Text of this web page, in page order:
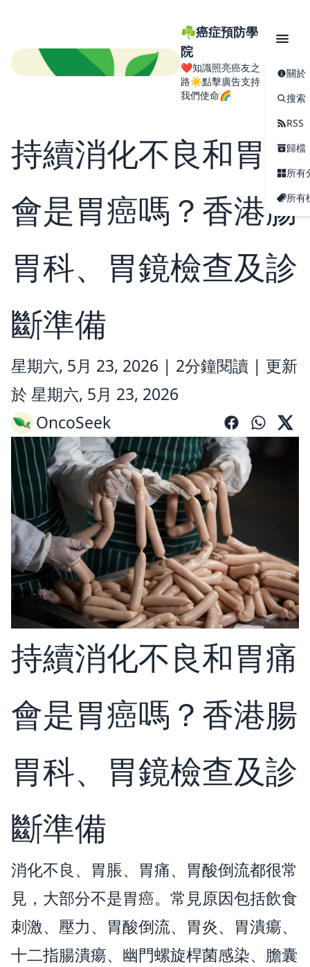
☘️癌症預防學
院
❤️知識照亮癌友之
路☀️點擊廣告支持
我們使命🌈
關於
搜索
RSS
歸檔
所有
所有
持續消化不良和胃痛
會是胃癌嗎？香港腸
胃科、胃鏡檢查及診
斷準備
星期六, 5月 23, 2026 | 2分鐘閱讀 | 更新
於 星期六, 5月 23, 2026
OncoSeek
持續消化不良和胃痛
會是胃癌嗎？香港腸
胃科、胃鏡檢查及診
斷準備
消化不良、胃脹、胃痛、胃酸倒流都很常
見，大部分不是胃癌。常見原因包括飲食
刺激、壓力、胃酸倒流、胃炎、胃潰瘍、
十二指腸潰瘍、幽門螺旋桿菌感染、膽囊